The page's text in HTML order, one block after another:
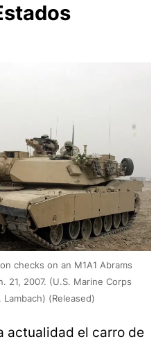
checks on an M1A1 Abrams
21, 2007. (U.S. Marine Corps
(Released)
actualidad el carro de